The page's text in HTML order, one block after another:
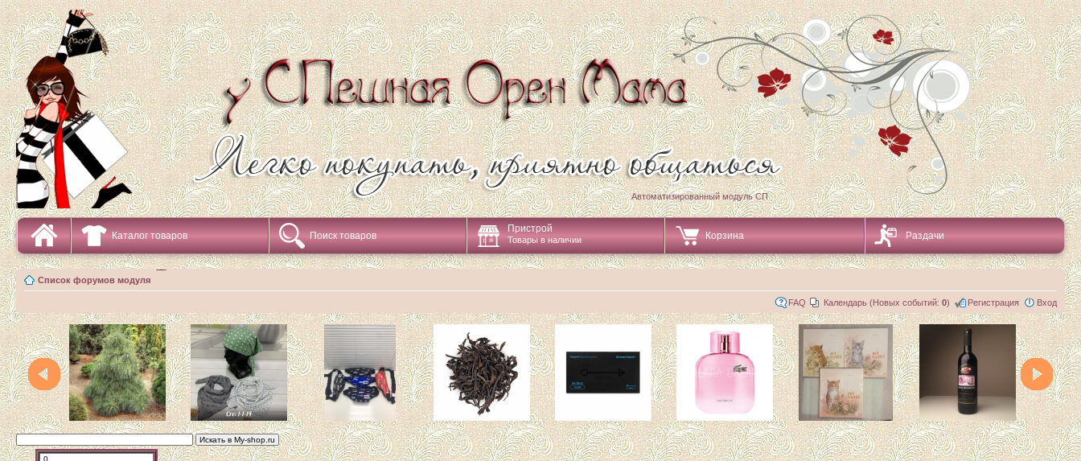
Автоматизированный модуль СП
Каталог товаров Поиск товаров
Пристрой
Товары в наличии Корзина Раздачи
Список форумов модуля
FAQ Календарь (Новых событий: 0) Регистрация Вход